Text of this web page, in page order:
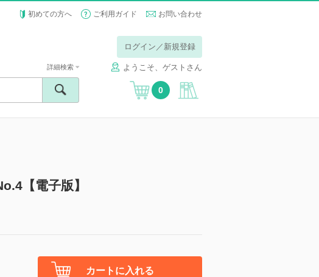
初めての方へ ご利用ガイド お問い合わせ
ログイン／新規登録
ようこそ、ゲストさん
詳細検索
0
【電子版】
カートに入れる